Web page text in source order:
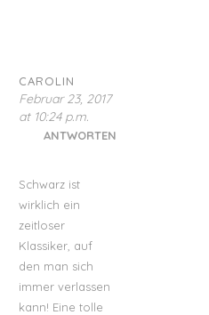
CAROLIN
Februar 23, 2017
at 10:24 p.m.
ANTWORTEN
Schwarz ist
wirklich ein
zeitloser
Klassiker, auf
den man sich
immer verlassen
kann! Eine tolle